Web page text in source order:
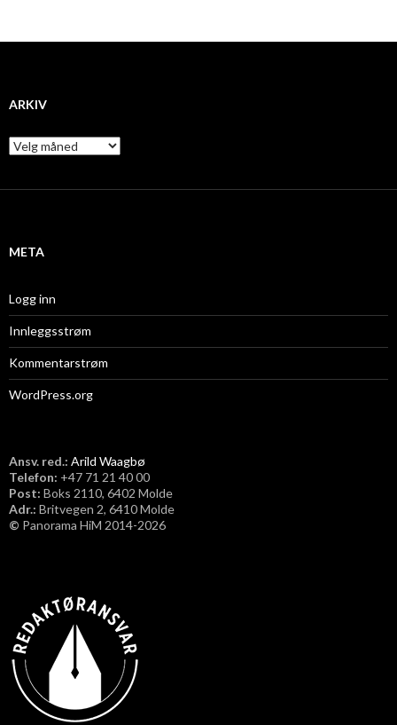
ARKIV
A
r
i
META
Logg inn
Innleggsstrøm
Kommentarstrøm
WordPress.org
Ansv. red.: Arild Waagbø
Telefon: ​+47 71 21 40 00
Post: Boks 2110, 6402 Molde
Adr.: Britvegen 2, 6410 Molde
© Panorama HiM 2014-2026